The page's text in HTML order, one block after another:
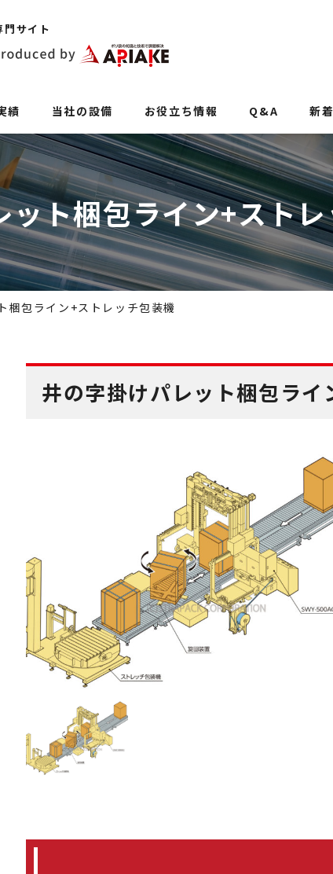
サイト
績 当社の設備 お役立ち情報 Q&A 新
ット梱包ライン+スト
梱包ライン+ストレッチ包装機
井の字掛けパレット梱包ラ